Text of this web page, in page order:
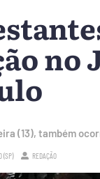
no
(13), também
(SP) REDAÇÃO